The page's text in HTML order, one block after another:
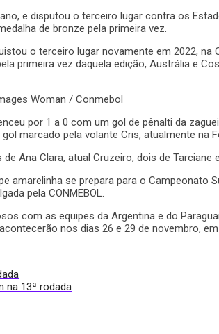
e disputou o terceiro lugar contra os
de bronze pela primeira vez.
o terceiro lugar novamente em 2022,
primeira vez daquela edição, Austrália e
Woman / Conmebol
por 1 a 0 com um gol de pênalti da
marcado pela volante Cris, atualmente na
Ana Clara, atual Cruzeiro, dois de Tarciane
amarelinha se prepara para o Campeonato
pela CONMEBOL.
com as equipes da Argentina e do
nos dias 26 e 29 de novembro,
na 13ª rodada